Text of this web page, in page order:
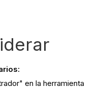
en la herramienta